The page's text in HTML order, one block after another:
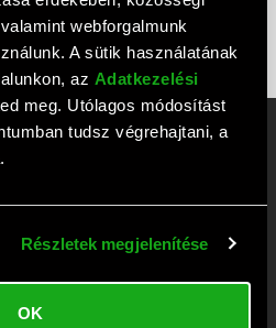
webforgalmunk
A sütik használatának
az Adatkezelési
meg. Utólagos módosítást
tudsz végrehajtani, a
Részletek megjelenítése
OK
ELÁLLÁS
Ügyfélszolgálat
kapcsolatban keresse
az alábbi telefonszámokon!
Bercsényi utca 19/a.